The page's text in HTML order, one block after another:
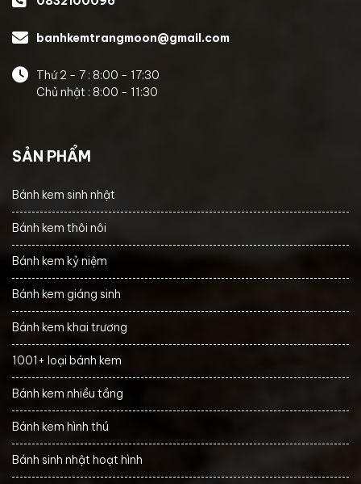
banhkemtrangmoon@gmail.com
Thứ 2 - 7 : 8:00 - 17:30
Chủ nhật : 8:00 - 11:30
SẢN PHẨM
Bánh kem sinh nhật
Bánh kem thôi nôi
Bánh kem kỷ niệm
Bánh kem giáng sinh
Bánh kem khai trương
1001+ loại bánh kem
Bánh kem nhiều tầng
Bánh kem hình thú
Bánh sinh nhật hoạt hình